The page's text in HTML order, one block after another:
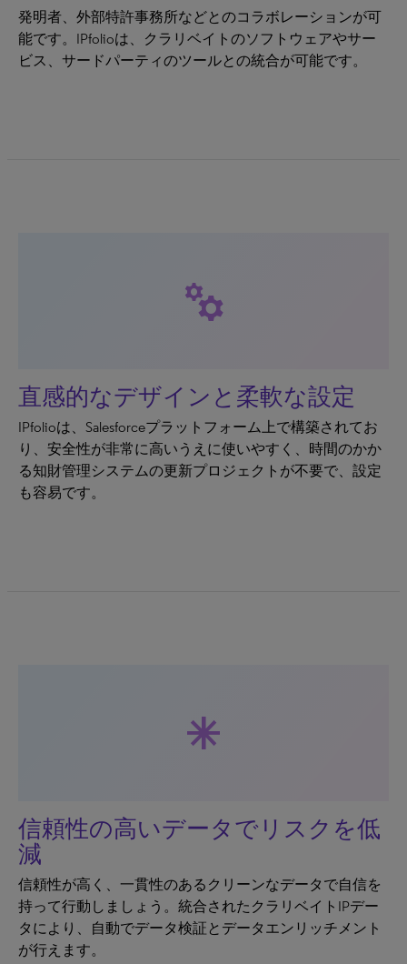
発明者、外部特許事務所などとのコラボレーションが可
能です。IPfolioは、クラリベイトのソフトウェアやサー
ビス、サードパーティのツールとの統合が可能です。
manufacturing
直感的なデザインと柔軟な設定
IPfolioは、Salesforceプラットフォーム上で構築されてお
り、安全性が非常に高いうえに使いやすく、時間のかか
る知財管理システムの更新プロジェクトが不要で、設定
も容易です。
asterisk
信頼性の高いデータでリスクを低
減
信頼性が高く、一貫性のあるクリーンなデータで自信を
持って行動しましょう。統合されたクラリベイトIPデー
タにより、自動でデータ検証とデータエンリッチメント
が行えます。